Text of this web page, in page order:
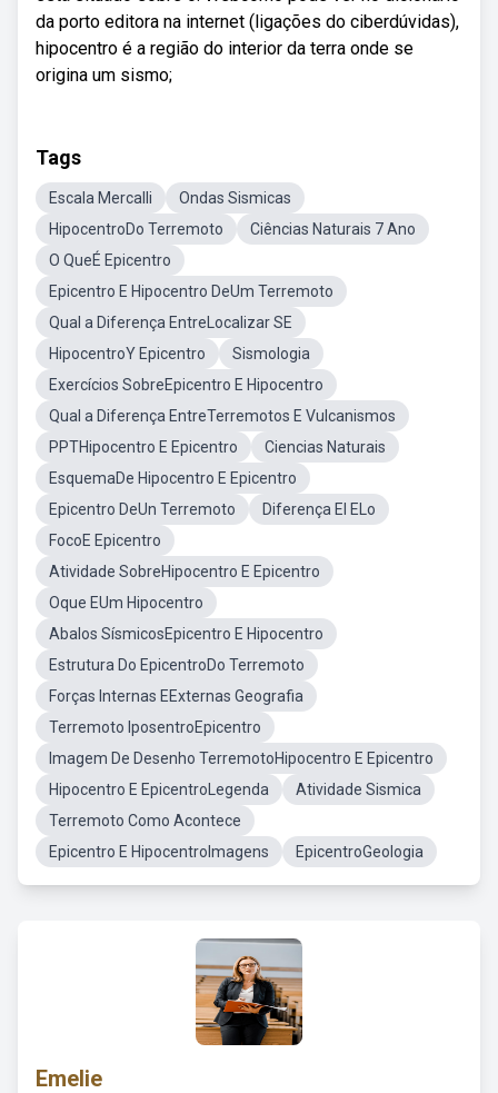
da porto editora na internet (ligações do ciberdúvidas),
hipocentro é a região do interior da terra onde se
origina um sismo;
Tags
Escala Mercalli
Ondas Sismicas
HipocentroDo Terremoto
Ciências Naturais 7 Ano
O QueÉ Epicentro
Epicentro E Hipocentro DeUm Terremoto
Qual a Diferença EntreLocalizar SE
HipocentroY Epicentro
Sismologia
Exercícios SobreEpicentro E Hipocentro
Qual a Diferença EntreTerremotos E Vulcanismos
PPTHipocentro E Epicentro
Ciencias Naturais
EsquemaDe Hipocentro E Epicentro
Epicentro DeUn Terremoto
Diferença El ELo
FocoE Epicentro
Atividade SobreHipocentro E Epicentro
Oque EUm Hipocentro
Abalos SísmicosEpicentro E Hipocentro
Estrutura Do EpicentroDo Terremoto
Forças Internas EExternas Geografia
Terremoto IposentroEpicentro
Imagem De Desenho TerremotoHipocentro E Epicentro
Hipocentro E EpicentroLegenda
Atividade Sismica
Terremoto Como Acontece
Epicentro E HipocentroImagens
EpicentroGeologia
Emelie